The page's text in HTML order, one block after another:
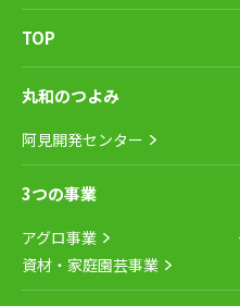
TOP
丸和のつよみ
阿見開発センター
3つの事業
アグロ事業
資材・家庭園芸事業